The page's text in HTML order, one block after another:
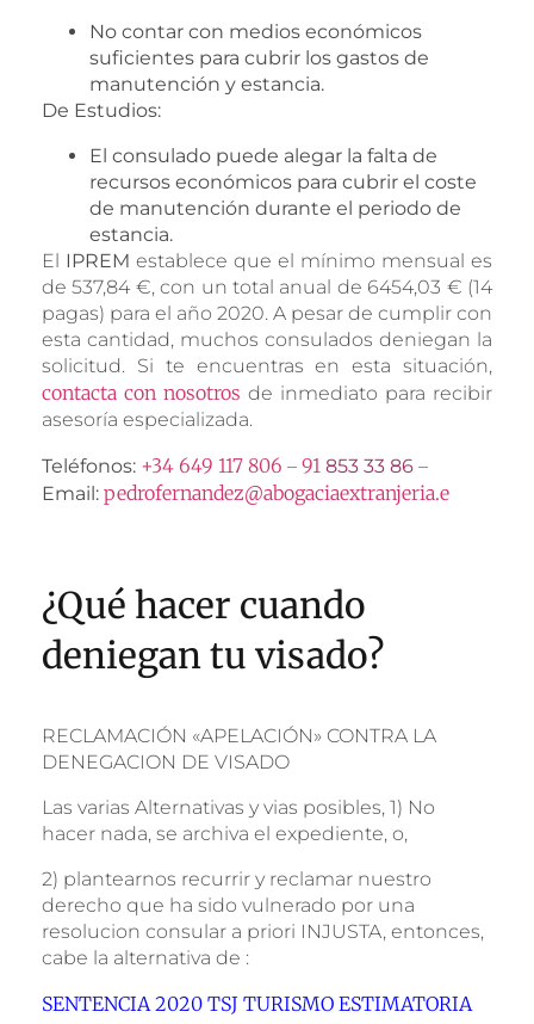
No contar con medios económicos
suficientes para cubrir los gastos de
manutención y estancia.
De Estudios:
El consulado puede alegar la falta de
recursos económicos para cubrir el coste
de manutención durante el periodo de
estancia.
El IPREM establece que el mínimo mensual es
de 537,84 €, con un total anual de 6454,03 € (14
pagas) para el año 2020. A pesar de cumplir con
esta cantidad, muchos consulados deniegan la
solicitud. Si te encuentras en esta situación,
contacta con nosotros de inmediato para recibir
asesoría especializada.
Teléfonos: +34 649 117 806 – 91 853 33 86 –
Email: pedrofernandez@abogaciaextranjeria.e
¿Qué hacer cuando
deniegan tu visado?
RECLAMACIÓN «APELACIÓN» CONTRA LA
DENEGACION DE VISADO
Las varias Alternativas y vias posibles, 1) No
hacer nada, se archiva el expediente, o,
2) plantearnos recurrir y reclamar nuestro
derecho que ha sido vulnerado por una
resolucion consular a priori INJUSTA, entonces,
cabe la alternativa de :
SENTENCIA 2020 TSJ TURISMO ESTIMATORIA